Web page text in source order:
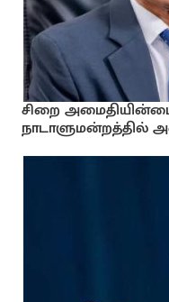
சிறை அமைதியின்மை
நாடாளுமன்றத்தில்